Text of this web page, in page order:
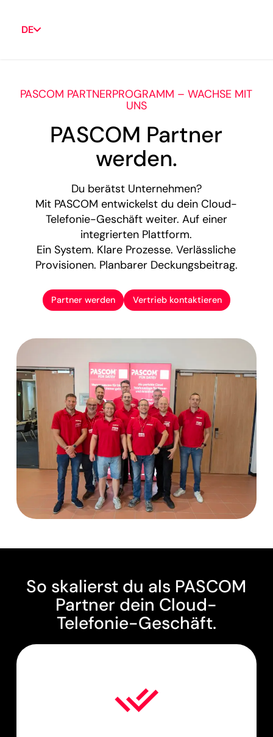
DE
PASCOM PARTNERPROGRAMM – WACHSE MIT
UNS
PASCOM Partner
werden.
Du berätst Unternehmen?
Mit PASCOM entwickelst du dein Cloud-
Telefonie-Geschäft weiter. Auf einer
integrierten Plattform.
Ein System. Klare Prozesse. Verlässliche
Provisionen. Planbarer Deckungsbeitrag.
Partner werden Vertrieb kontaktieren
So skalierst du als PASCOM
Partner dein Cloud-
Telefonie-Geschäft.